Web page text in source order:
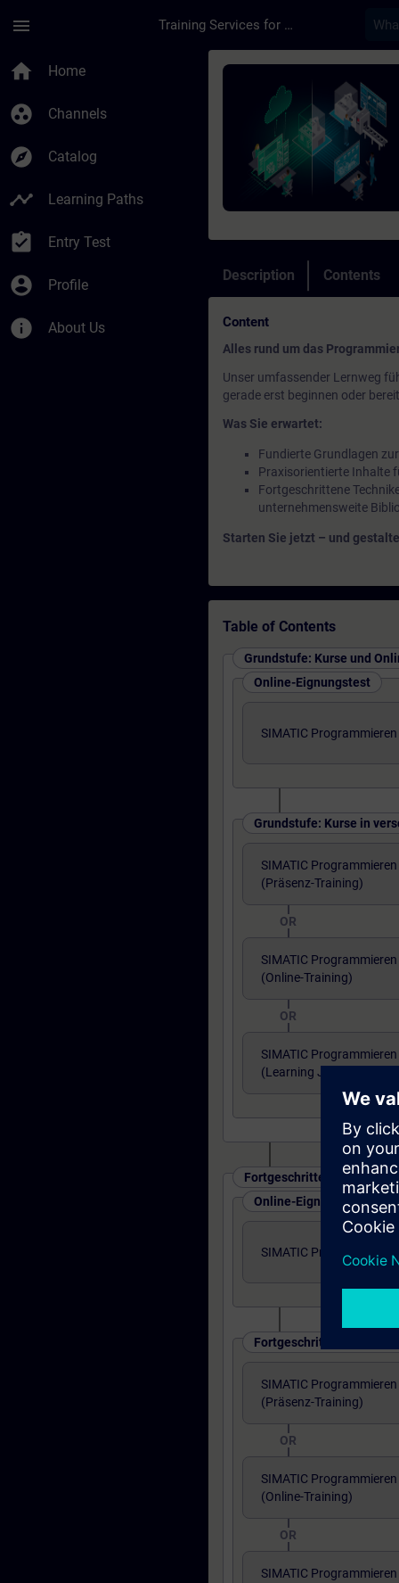
menu Training Services for Digital Industries
home Home
group_work Channels
explore Catalog
timeline Learning Paths
assignment_turned_in Entry Test
account_circle Profile
info About Us
Course - SIMATIC
Description Contents
Content
Alles rund um das
Unser umfassender Lernweg
gerade erst beginnen oder
Was Sie erwartet:
Fundierte Grundlagen
Praxisorientierte Inhalte
Fortgeschrittene
unternehmensweite
Starten Sie jetzt – und
Table of Contents
Grundstufe: Kurse und
Online-Eignungstest
SIMATIC Programmieren
Grundstufe: Kurse in
SIMATIC Programmieren
(Präsenz-Training)
OR
SIMATIC Programmieren
(Online-Training)
OR
SIMATIC Programmieren
(Learning Journey)
Fortgeschrittenes Niveau:
Online-Eignungstest
SIMATIC Programmieren
Fortgeschrittenes
SIMATIC Programmieren
(Präsenz-Training)
OR
SIMATIC Programmieren
(Online-Training)
OR
SIMATIC Programmieren